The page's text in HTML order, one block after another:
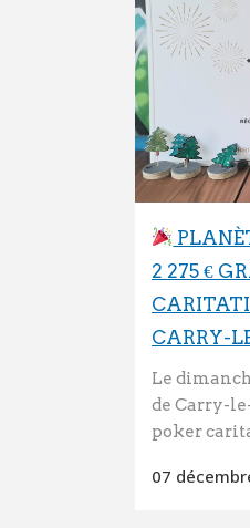
2 275 €
CARRY-
Le
de Carry-
poker
07